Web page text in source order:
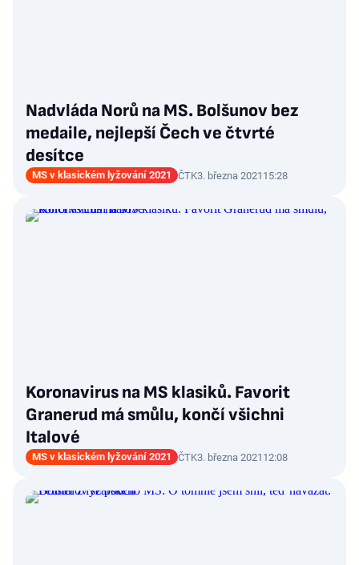
Nadvláda Norů na MS. Bolšunov bez
medaile, nejlepší Čech ve čtvrté
desítce
MS v klasickém lyžování 2021 ČTK3. března 2021 15:28
Koronavirus na MS klasiků. Favorit
Granerud má smůlu, končí všichni
Italové
MS v klasickém lyžování 2021 ČTK3. března 2021 12:08